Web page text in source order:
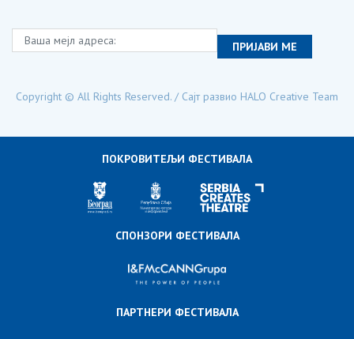
Ваша мејл адреса:
ПРИЈАВИ МЕ
Copyright © All Rights Reserved. / Сајт развио HALO Creative Team
ПОКРОВИТЕЉИ ФЕСТИВАЛА
СПОНЗОРИ ФЕСТИВАЛА
ПАРТНЕРИ ФЕСТИВАЛА